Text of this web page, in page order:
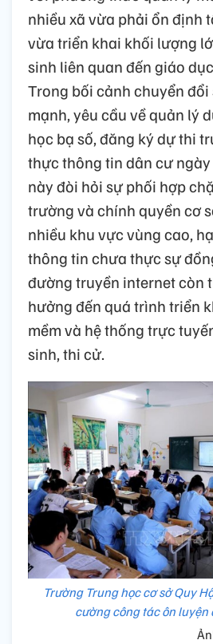
nhiều xã vừa phải ổn định
vừa triển khai khối lượng
sinh liên quan đến giáo
Trong bối cảnh chuyển
mạnh, yêu cầu về quản lý
học bạ số, đăng ký dự thi
thực thông tin dân cư
này đòi hỏi sự phối hợp
trường và chính quyền cơ
nhiều khu vực vùng cao,
thông tin chưa thực sự
đường truyền internet còn
hưởng đến quá trình triển
mềm và hệ thống trực
sinh, thi cử.
Trường Trung học cơ sở Quy
cường công tác ôn luyện